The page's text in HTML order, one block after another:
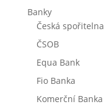
Banky
Česká spořitelna
ČSOB
Equa Bank
Fio Banka
Komerční Banka